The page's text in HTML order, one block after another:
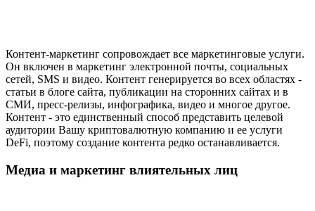
Контент-маркетинг сопровождает все маркетинговые услуги.
Он включен в маркетинг электронной почты, социальных
сетей, SMS и видео. Контент генерируется во всех областях -
статьи в блоге сайта, публикации на сторонних сайтах и в
СМИ, пресс-релизы, инфографика, видео и многое другое.
Контент - это единственный способ представить целевой
аудитории Вашу криптовалютную компанию и ее услуги
DeFi, поэтому создание контента редко останавливается.
Медиа и маркетинг влиятельных лиц